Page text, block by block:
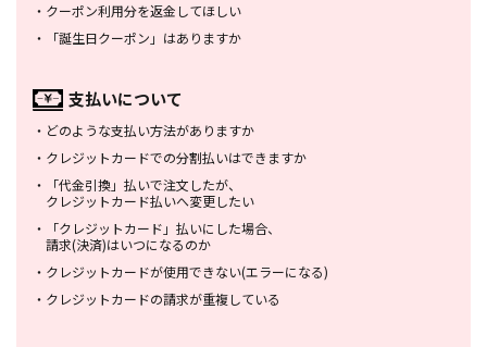
・ クーポン利用分を返金してほしい
・
「誕生日クーポン」はありますか
支払いについて
・ どのような支払い方法がありますか
・ クレジットカードでの分割払いはできますか
・
「代金引換」払いで注文したが、
クレジットカード払いへ変更したい
・
「クレジットカード」払いにした場合、
請求(決済)はいつになるのか
・ クレジットカードが使用できない(エラーになる)
・ クレジットカードの請求が重複している